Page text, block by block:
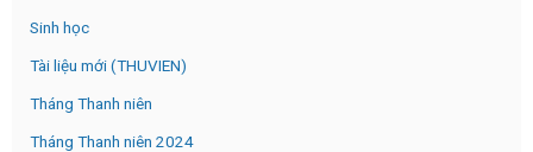
Sinh học
Tài liệu mới (THUVIEN)
Tháng Thanh niên
Tháng Thanh niên 2024